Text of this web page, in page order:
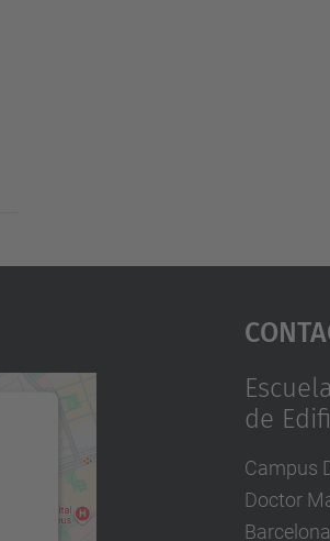
de
Campus
Doctor
Barcelona